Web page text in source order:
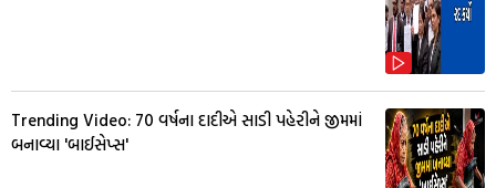
Trending Video: 70 વર્ષના દાદીએ સાડી પહેરીને જીમમાં
બનાવ્યા 'બાઈસેપ્સ'